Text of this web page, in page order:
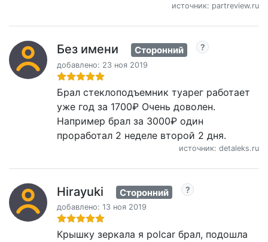
источник: partreview.ru
Без имени Сторонний
добавлено: 23 ноя 2019
Брал стеклоподъемник туарег работает
уже год за 1700₽ Очень доволен.
Например брал за 3000₽ один
проработал 2 неделе второй 2 дня.
источник: detaleks.ru
Hirayuki Сторонний
добавлено: 13 ноя 2019
Крышку зеркала я polcar брал, подошла